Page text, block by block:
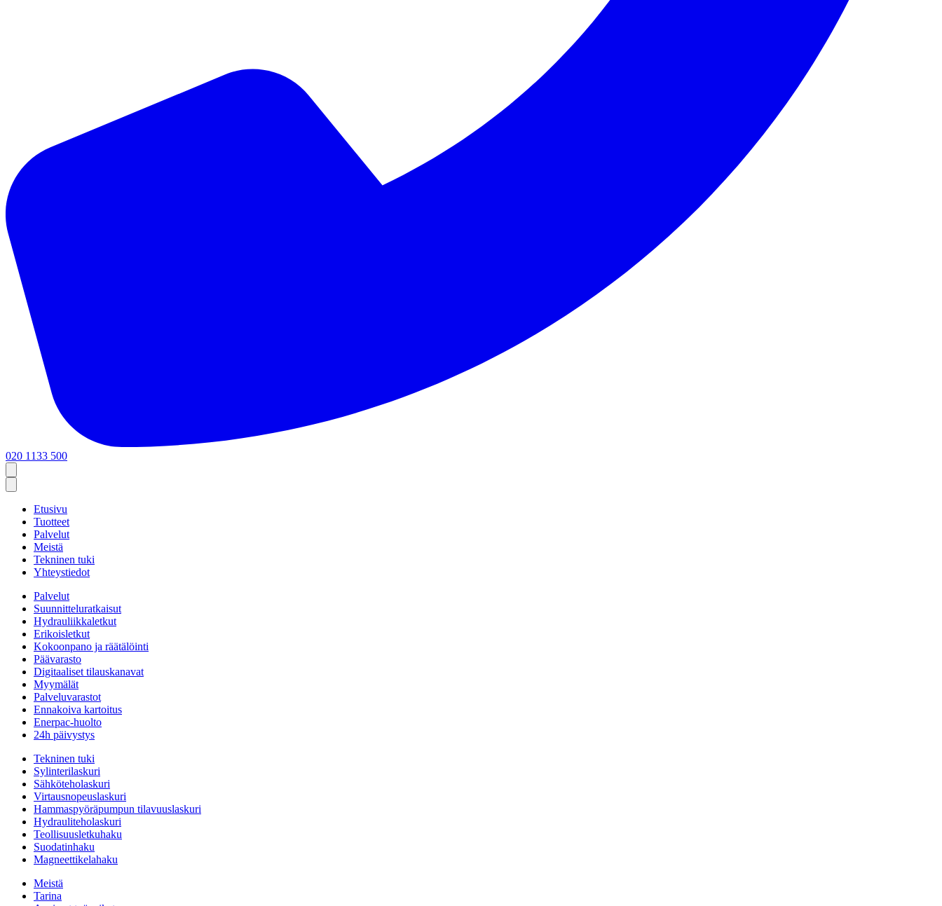
020 1133 500
Etusivu
Tuotteet
Palvelut
Meistä
Tekninen tuki
Yhteystiedot
Palvelut
Suunnitteluratkaisut
Hydrauliikkaletkut
Erikoisletkut
Kokoonpano ja räätälöinti
Päävarasto
Digitaaliset tilauskanavat
Myymälät
Palveluvarastot
Ennakoiva kartoitus
Enerpac-huolto
24h päivystys
Tekninen tuki
Sylinterilaskuri
Sähköteholaskuri
Virtausnopeuslaskuri
Hammaspyöräpumpun tilavuuslaskuri
Hydrauliteholaskuri
Teollisuusletkuhaku
Suodatinhaku
Magneettikelahaku
Meistä
Tarina